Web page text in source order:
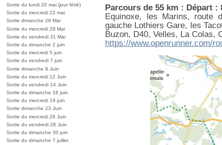
Sortie du lundi 20 mai (jour férié)
Sortie du mercredi 22 mai
Sortie dimanche 26 Mai
Sortie du mercredi 29 Mai
Sortie du vendredi 31 Mai
Sortie du dimanche 2 juin
Sortie du mercredi 5 juin
Sortie du vendredi 7 juin
Sortie dimanche 9 Juin
Sortie du mercredi 12 Juin
Sortie du vendredi 14 Juin
Sortie du dimanche 16 juin
Sortie du mercredi 19 juin
Sortie dimanche 23 Juin
Sortie du mercredi 26 Juin
Sortie du vendredi 28 Juin
Sortie du dimanche 30 juin
Sortie du dimanche 7 juillet
Parcours de 55 km : Départ :
Equinoxe, les Marins, route
gauche Lothiers Gare, les
Buzon, D40, Velles, La Colas,
https://www.openrunner.com/